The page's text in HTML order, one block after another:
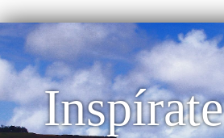
Inspírate